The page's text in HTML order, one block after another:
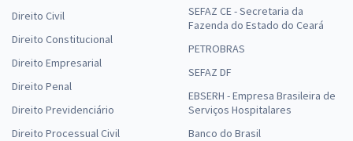
Direito Civil
Direito Constitucional
Direito Empresarial
Direito Penal
Direito Previdenciário
Direito Processual Civil
SEFAZ CE - Secretaria da
Fazenda do Estado do Ceará
PETROBRAS
SEFAZ DF
EBSERH - Empresa Brasileira de
Serviços Hospitalares
Banco do Brasil